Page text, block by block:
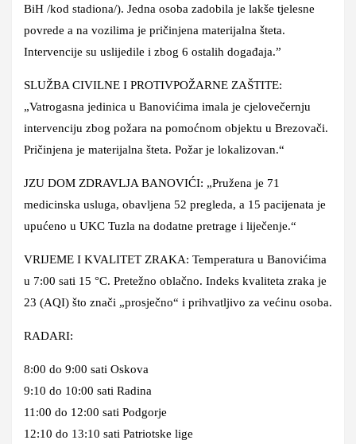
BiH /kod stadiona/). Jedna osoba zadobila je lakše tjelesne
povrede a na vozilima je pričinjena materijalna šteta.
Intervencije su uslijedile i zbog 6 ostalih događaja.”
SLUŽBA CIVILNE I PROTIVPOŽARNE ZAŠTITE:
„Vatrogasna jedinica u Banovićima imala je cjelovečernju
intervenciju zbog požara na pomoćnom objektu u Brezovači.
Pričinjena je materijalna šteta. Požar je lokalizovan.“
JZU DOM ZDRAVLJA BANOVIĆI: „Pružena je 71
medicinska usluga, obavljena 52 pregleda, a 15 pacijenata je
upućeno u UKC Tuzla na dodatne pretrage i liječenje.“
VRIJEME I KVALITET ZRAKA: Temperatura u Banovićima
u 7:00 sati 15 °C. Pretežno oblačno. Indeks kvaliteta zraka je
23 (AQI) što znači „prosječno“ i prihvatljivo za većinu osoba.
RADARI:
8:00 do 9:00 sati Oskova
9:10 do 10:00 sati Radina
11:00 do 12:00 sati Podgorje
12:10 do 13:10 sati Patriotske lige